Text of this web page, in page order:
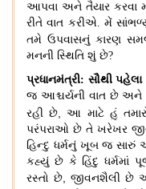
આપવા અને તૈયાર કરવા
રીતે વાત કરીએ. મેં
તમે ઉપવાસનું કારણ
મનની સ્થિતિ શું છે?
પ્રધાનમંત્રી: સૌથી
જ આશ્ચર્યની વાત છે અને
રહી છે,આ માટે હું
પરંપરાઓ છે તે ખરેખર
હિન્દુ ધર્મનું ખૂબ જ સારું
કહ્યું છે કે હિંદુ ધર્મમાં
રસ્તો છે, જીવનશૈલી છે